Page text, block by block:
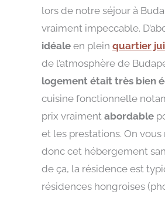
lors de notre séjour à
vraiment impeccable.
idéale en plein quartier
de l’atmosphère de
logement était très bien
cuisine fonctionnelle
prix vraiment abordable
et les prestations. On
donc cet hébergement
de ça, la résidence est
résidences hongroises